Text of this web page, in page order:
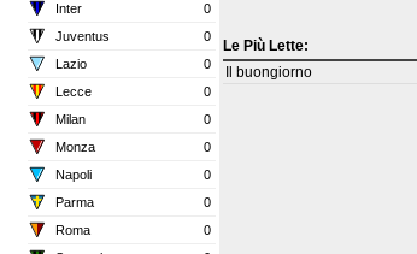
Inter
0
Juventus
0
Lazio
0
Lecce
0
Milan
0
Monza
0
Napoli
0
Parma
0
Roma
0
Le Più Lette:
Il buongiorno